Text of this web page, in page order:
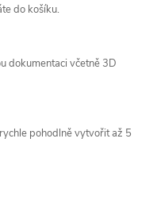
do košíku.
dokumentaci včetně 3D
pohodlně vytvořit až 5